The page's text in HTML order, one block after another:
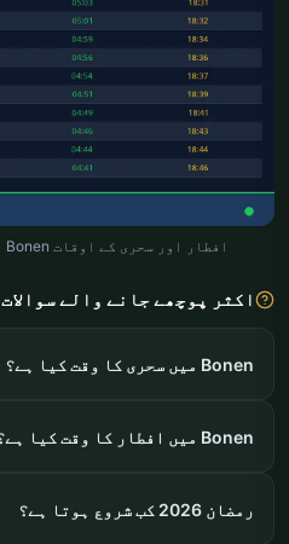
افطار اور سحری کے اوقات Bonen اگست 2026 — نماز کے اوقات
اکثر پوچھے جانے والے سوالات
Bonen میں سحری کا وقت کیا ہے؟
Bonen میں افطار کا وقت کیا ہے؟
رمضان 2026 کب شروع ہوتا ہے؟